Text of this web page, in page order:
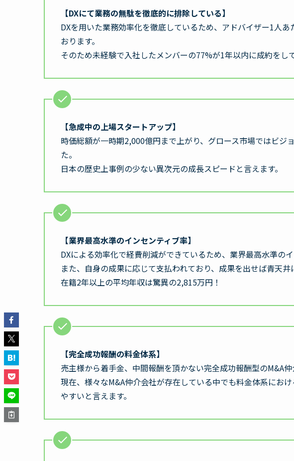
【DXにて業務の無駄を徹底的に排除している】
DXを用いた業務効率化を徹底しているため、アドバイザー1人
おります。
そのため未経験で入社したメンバーの77%が1年以内に成約をして
【急成中の上場スタートアップ】
時価総額が一時期2,000億円まで上がり、グロース市場ではビジ
た。
日本の歴史上事例の少ない異次元の成長スピードと言えます。
【業界最高水準のインセンティブ率】
DXによる効率化で経費削減ができているため、業界最高水準の
また、自身の成果に応じて支払われており、成果を出せば青天井
在籍2年以上の平均年収は驚異の2,815万円！
【完全成功報酬の料金体系】
売主様から着手金、中間報酬を頂かない完全成功報酬型のM&A仲
現在、様々なM&A仲介会社が存在している中でも料金体系にお
やすいと言えます。